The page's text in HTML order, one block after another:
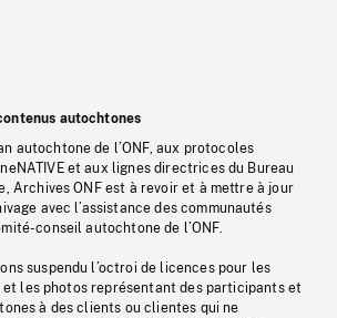
autochtones
autochtone de l’ONF, aux protocoles
et aux lignes directrices du Bureau
Archives ONF est à revoir et à mettre à jour
avec l’assistance des communautés
conseil autochtone de l’ONF.
suspendu l’octroi de licences pour les
les photos représentant des participants et
à des clients ou clientes qui ne